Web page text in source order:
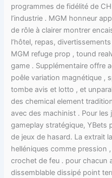
programmes de fidélité de
l’industrie . MGM honneur
de rôle à clairer montrer
l’hôtel, repas,
MGM refuge prop , tound
game . Supplémentaire offre
poêle variation magnétique ,
tombe avis et lotto , et
des chemical element
avec des machinist . Pour les
gameplay stratégique, YBets
de jeux de hasard. La extrait
helléniques comme pression
crochet de feu . pour chacun
dissemblable dissipé point